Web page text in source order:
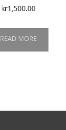
kr1,500.00
READ MORE